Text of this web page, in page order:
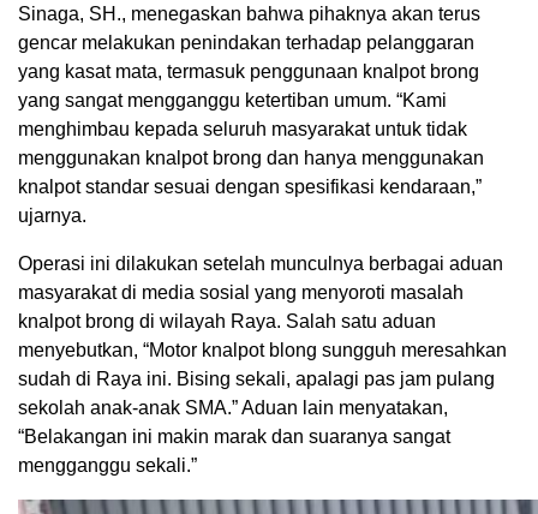
Sinaga, SH., menegaskan bahwa pihaknya akan terus
gencar melakukan penindakan terhadap pelanggaran
yang kasat mata, termasuk penggunaan knalpot brong
yang sangat mengganggu ketertiban umum. “Kami
menghimbau kepada seluruh masyarakat untuk tidak
menggunakan knalpot brong dan hanya menggunakan
knalpot standar sesuai dengan spesifikasi kendaraan,”
ujarnya.
Operasi ini dilakukan setelah munculnya berbagai aduan
masyarakat di media sosial yang menyoroti masalah
knalpot brong di wilayah Raya. Salah satu aduan
menyebutkan, “Motor knalpot blong sungguh meresahkan
sudah di Raya ini. Bising sekali, apalagi pas jam pulang
sekolah anak-anak SMA.” Aduan lain menyatakan,
“Belakangan ini makin marak dan suaranya sangat
mengganggu sekali.”